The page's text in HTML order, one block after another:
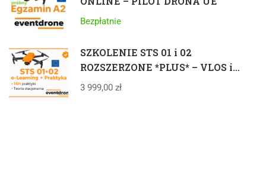
Bezpłatnie
SZKOLENIE STS 01 i 02
ROZSZERZONE *PLUS* – VLOS i
BVLOS 25kg – ELEARNING +
3 999,00 zł